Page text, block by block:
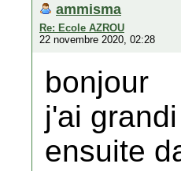
ammisma
Re: Ecole AZROU
22 novembre 2020, 02:28
bonjour
j'ai
ensuite